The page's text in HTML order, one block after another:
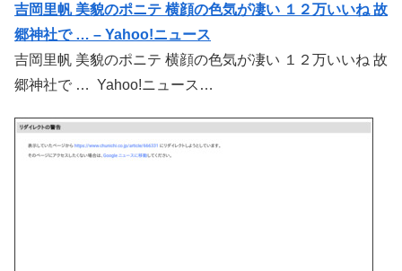
吉岡里帆 美貌のポニテ 横顔の色気が凄い １２万いいね 故
郷神社で … – Yahoo!ニュース
吉岡里帆 美貌のポニテ 横顔の色気が凄い １２万いいね 故
郷神社で … Yahoo!ニュース…